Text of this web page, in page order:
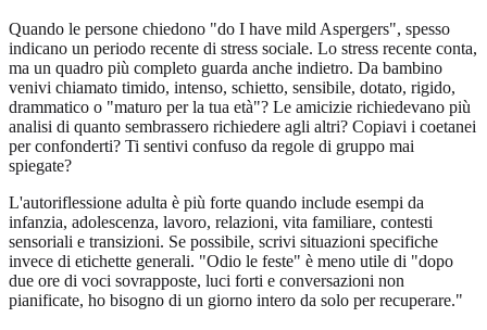
Quando le persone chiedono "do I have mild Aspergers", spesso
indicano un periodo recente di stress sociale. Lo stress recente conta,
ma un quadro più completo guarda anche indietro. Da bambino
venivi chiamato timido, intenso, schietto, sensibile, dotato, rigido,
drammatico o "maturo per la tua età"? Le amicizie richiedevano più
analisi di quanto sembrassero richiedere agli altri? Copiavi i coetanei
per confonderti? Ti sentivi confuso da regole di gruppo mai
spiegate?
L'autoriflessione adulta è più forte quando include esempi da
infanzia, adolescenza, lavoro, relazioni, vita familiare, contesti
sensoriali e transizioni. Se possibile, scrivi situazioni specifiche
invece di etichette generali. "Odio le feste" è meno utile di "dopo
due ore di voci sovrapposte, luci forti e conversazioni non
pianificate, ho bisogno di un giorno intero da solo per recuperare."